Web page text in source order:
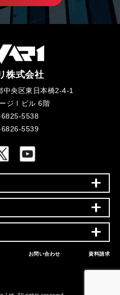
株式会社
央区東日本橋2-4-1
ジⅠビル 6階
5538
6826-5539
お問い合わせ 資料請求